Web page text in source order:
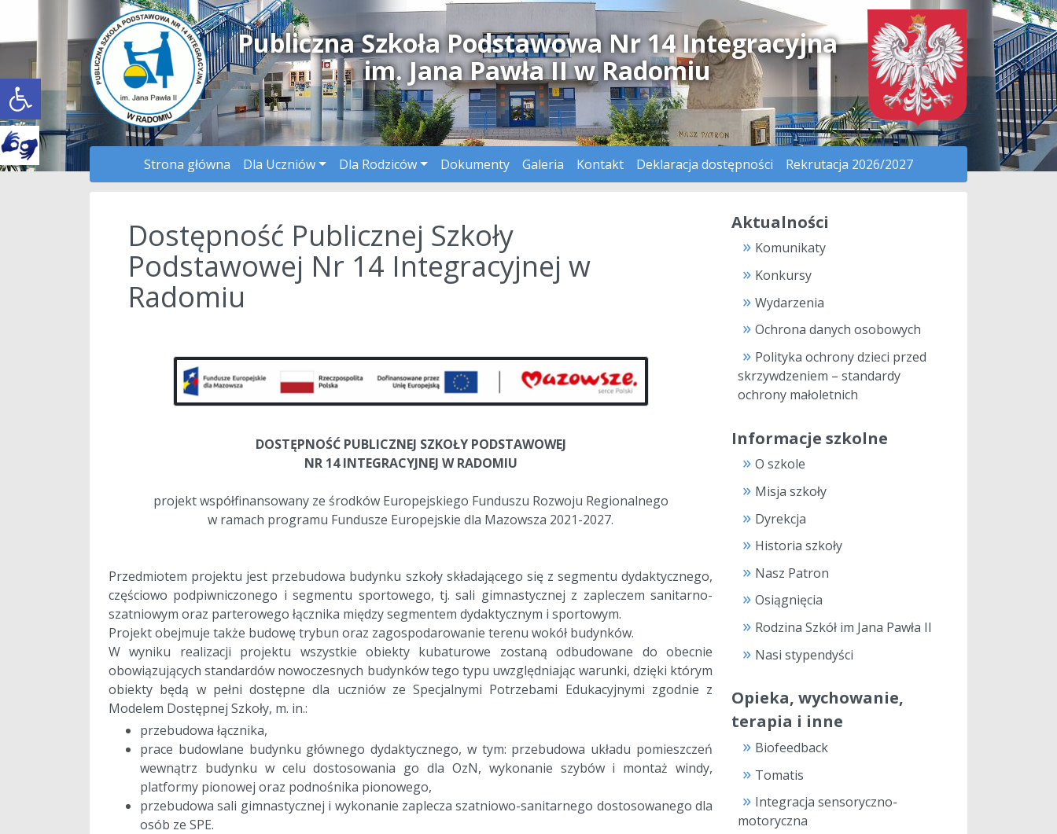
Open toolbar
Publiczna Szkoła Podstawowa Nr 14 Integracyjna
im. Jana Pawła II w Radomiu
Strona główna Dla Uczniów Dla Rodziców Dokumenty Galeria Kontakt Deklaracja dostępności Rekrutacja 2026/2027
Dostępność Publicznej Szkoły
Podstawowej Nr 14 Integracyjnej w
Radomiu
DOSTĘPNOŚĆ PUBLICZNEJ SZKOŁY PODSTAWOWEJ
NR 14 INTEGRACYJNEJ W RADOMIU
projekt współfinansowany ze środków Europejskiego Funduszu Rozwoju Regionalnego
w ramach programu Fundusze Europejskie dla Mazowsza 2021-2027.
Przedmiotem projektu jest przebudowa budynku szkoły składającego się z segmentu dydaktycznego,
częściowo podpiwniczonego i segmentu sportowego, tj. sali gimnastycznej z zapleczem sanitarno-
szatniowym oraz parterowego łącznika między segmentem dydaktycznym i sportowym.
Projekt obejmuje także budowę trybun oraz zagospodarowanie terenu wokół budynków.
W wyniku realizacji projektu wszystkie obiekty kubaturowe zostaną odbudowane do obecnie
obowiązujących standardów nowoczesnych budynków tego typu uwzględniając warunki, dzięki którym
obiekty będą w pełni dostępne dla uczniów ze Specjalnymi Potrzebami Edukacyjnymi zgodnie z
Modelem Dostępnej Szkoły, m. in.:
przebudowa łącznika,
prace budowlane budynku głównego dydaktycznego, w tym: przebudowa układu pomieszczeń
wewnątrz budynku w celu dostosowania go dla OzN, wykonanie szybów i montaż windy,
platformy pionowej oraz podnośnika pionowego,
przebudowa sali gimnastycznej i wykonanie zaplecza szatniowo-sanitarnego dostosowanego dla
osób ze SPE.
Aktualności
Komunikaty
Konkursy
Wydarzenia
Ochrona danych osobowych
Polityka ochrony dzieci przed
skrzywdzeniem – standardy
ochrony małoletnich
Informacje szkolne
O szkole
Misja szkoły
Dyrekcja
Historia szkoły
Nasz Patron
Osiągnięcia
Rodzina Szkół im Jana Pawła II
Nasi stypendyści
Opieka, wychowanie,
terapia i inne
Biofeedback
Tomatis
Integracja sensoryczno-
motoryczna